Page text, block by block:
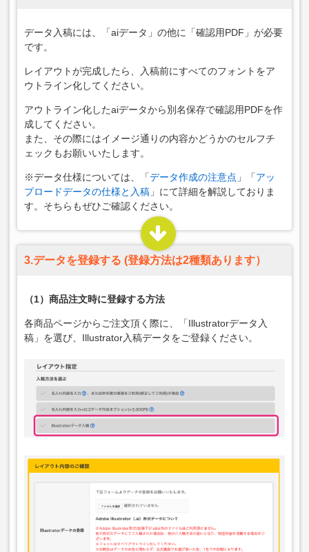
データ入稿には、「aiデータ」の他に「確認用PDF」が必要
です。
レイアウトが完成したら、入稿前にすべてのフォントをア
ウトライン化してください。
アウトライン化したaiデータから別名保存で確認用PDFを作
成してください。
また、その際にはイメージ通りの内容かどうかのセルフチ
ェックもお願いいたします。
※データ仕様については、「データ作成の注意点 」「アッ
プロードデータの仕様と入稿 」にて詳細を解説しておりま
す。そちらもぜひご確認ください。
3.データを登録する (登録方法は2種類あります）
（1）商品注文時に登録する方法
各商品ページからご注文頂く際に、「Illustratorデータ入
稿」を選び、Illustrator入稿データをご登録ください。